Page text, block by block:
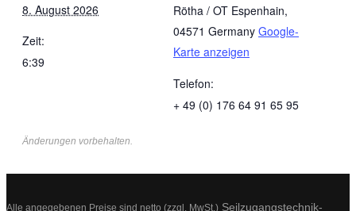
8. August 2026
Zeit:
6:39
Rötha / OT Espenhain,
04571 Germany Google-
Karte anzeigen
Telefon:
+ 49 (0) 176 64 91 65 95
Änderungen vorbehalten.
Alle angegebenen Preise sind netto (zzgl. MwSt.) Seilzugangstechnik-